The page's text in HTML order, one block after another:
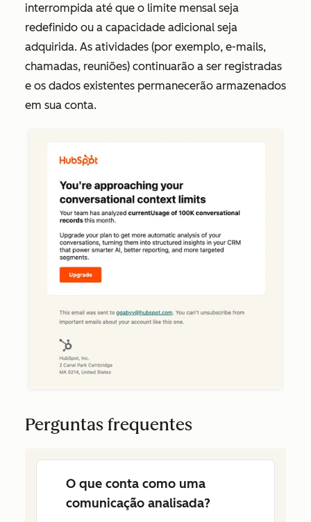
interrompida até que o limite mensal seja
redefinido ou a capacidade adicional seja
adquirida. As atividades (por exemplo, e-mails,
chamadas, reuniões) continuarão a ser registradas
e os dados existentes permanecerão armazenados
em sua conta.
Perguntas frequentes
O que conta como uma
comunicação analisada?